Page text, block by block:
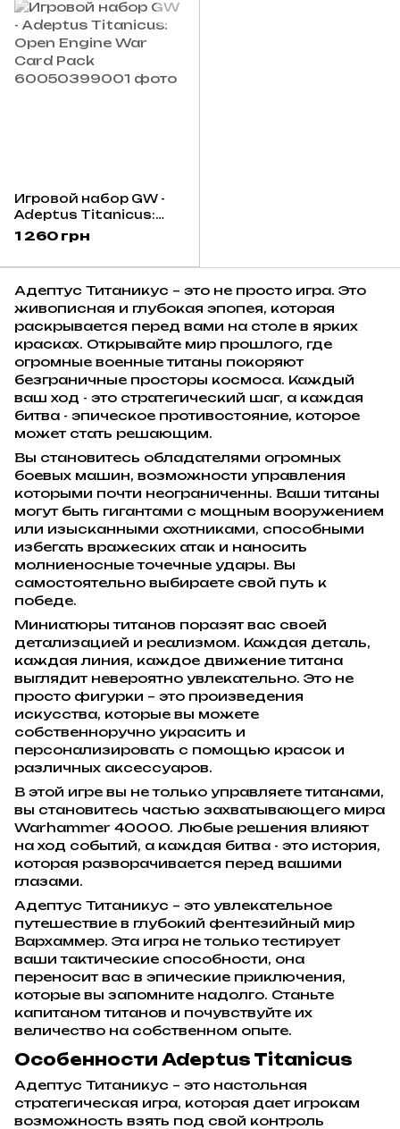
Игровой набор GW -
Adeptus Titanicus:
Open Engine War Card
1 260 грн
Адептус Титаникус – это не просто игра. Это
живописная и глубокая эпопея, которая
раскрывается перед вами на столе в ярких
красках. Открывайте мир прошлого, где
огромные военные титаны покоряют
безграничные просторы космоса. Каждый
ваш ход - это стратегический шаг, а каждая
битва - эпическое противостояние, которое
может стать решающим.
Вы становитесь обладателями огромных
боевых машин, возможности управления
которыми почти неограниченны. Ваши титаны
могут быть гигантами с мощным вооружением
или изысканными охотниками, способными
избегать вражеских атак и наносить
молниеносные точечные удары. Вы
самостоятельно выбираете свой путь к
победе.
Миниатюры титанов поразят вас своей
детализацией и реализмом. Каждая деталь,
каждая линия, каждое движение титана
выглядит невероятно увлекательно. Это не
просто фигурки – это произведения
искусства, которые вы можете
собственноручно украсить и
персонализировать с помощью красок и
различных аксессуаров.
В этой игре вы не только управляете титанами,
вы становитесь частью захватывающего мира
Warhammer 40000. Любые решения влияют
на ход событий, а каждая битва - это история,
которая разворачивается перед вашими
глазами.
Адептус Титаникус – это увлекательное
путешествие в глубокий фентезийный мир
Вархаммер. Эта игра не только тестирует
ваши тактические способности, она
переносит вас в эпические приключения,
которые вы запомните надолго. Станьте
капитаном титанов и почувствуйте их
величество на собственном опыте.
Особенности Adeptus Titanicus
Адептус Титаникус – это настольная
стратегическая игра, которая дает игрокам
возможность взять под свой контроль